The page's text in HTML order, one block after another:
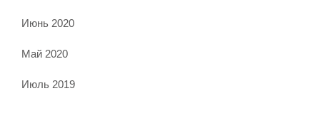
Июнь 2020
Май 2020
Июль 2019